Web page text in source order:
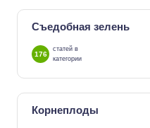
Съедобная зелень
176
статей в
категории
Корнеплоды